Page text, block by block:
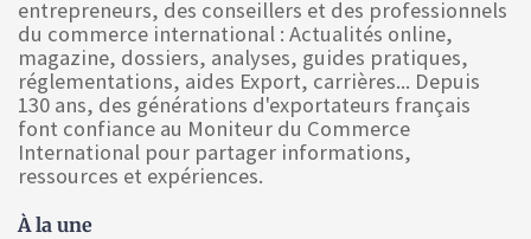
entrepreneurs, des conseillers et des professionnels
du commerce international : Actualités online,
magazine, dossiers, analyses, guides pratiques,
réglementations, aides Export, carrières... Depuis
130 ans, des générations d'exportateurs français
font confiance au Moniteur du Commerce
International pour partager informations,
ressources et expériences.
À la une